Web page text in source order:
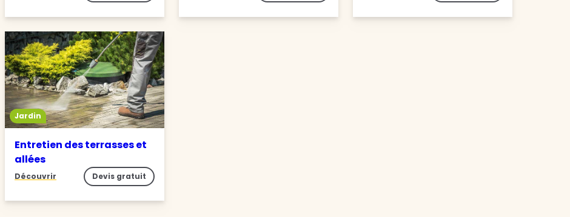
Jardin
Entretien des terrasses et
allées
Découvrir Devis gratuit